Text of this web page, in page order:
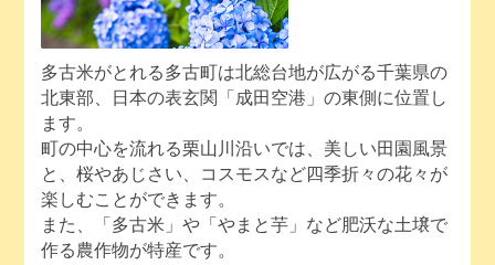
多古米がとれる多古町は北総台地が広がる千葉県の
北東部、日本の表玄関「成田空港」の東側に位置し
ます。
町の中心を流れる栗山川沿いでは、美しい田園風景
と、桜やあじさい、コスモスなど四季折々の花々が
楽しむことができます。
また、「多古米」や「やまと芋」など肥沃な土壌で
作る農作物が特産です。